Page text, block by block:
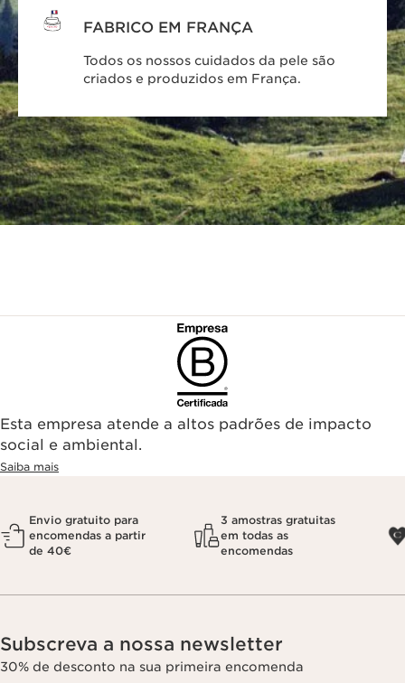
FABRICO EM FRANÇA
Todos os nossos cuidados da pele são
criados e produzidos em França.
Esta empresa atende a altos padrões de impacto
social e ambiental.
Saiba mais
Envio gratuito para
encomendas a partir
de 40€
3 amostras gratuitas
em todas as
encomendas
Subscreva a nossa newsletter
30% de desconto na sua primeira encomenda